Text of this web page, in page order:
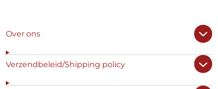
Over ons
Verzendbeleid/Shipping policy